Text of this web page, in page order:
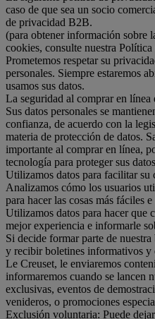
caso de que sea un socio
de privacidad B2B.
(para obtener información sobre
cookies, consulte nuestra
Prometemos respetar su
personales. Siempre estaremos
usamos sus datos.
La seguridad al comprar en línea
Sus datos personales se
confianza, de acuerdo con la
materia de protección de datos.
importante al comprar en línea,
tecnología para proteger sus
Utilizamos datos para facilitar su
Analizamos cómo los usuarios
para hacer las cosas más fáciles e
Utilizamos datos para hacer que
mejor experiencia e informarle
Si decide formar parte de
y recibir boletines informativos
Le Creuset, le enviaremos
informaremos cuando se lancen
exclusivas, eventos de
venideros, o promociones
Exclusión voluntaria: Puede